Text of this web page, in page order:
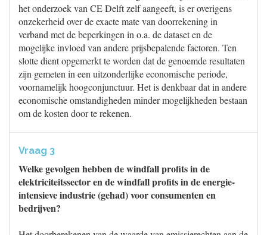
het onderzoek van CE Delft zelf aangeeft, is er overigens
onzekerheid over de exacte mate van doorrekening in
verband met de beperkingen in o.a. de dataset en de
mogelijke invloed van andere prijsbepalende factoren. Ten
slotte dient opgemerkt te worden dat de genoemde resultaten
zijn gemeten in een uitzonderlijke economische periode,
voornamelijk hoogconjunctuur. Het is denkbaar dat in andere
economische omstandigheden minder mogelijkheden bestaan
om de kosten door te rekenen.
Vraag 3
Welke gevolgen hebben de windfall profits in de
elektriciteitssector en de windfall profits in de energie-
intensieve industrie (gehad) voor consumenten en
bedrijven?